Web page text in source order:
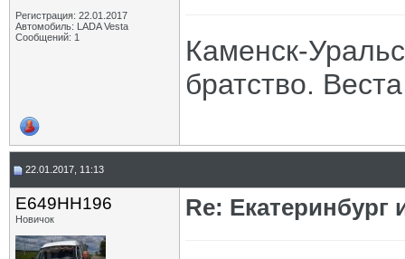
Регистрация: 22.01.2017
Автомобиль: LADA Vesta
Сообщений: 1
Каменск-
братство.
22.01.2017, 11:13
Е649НН196
Новичок Re: Екатеринбург